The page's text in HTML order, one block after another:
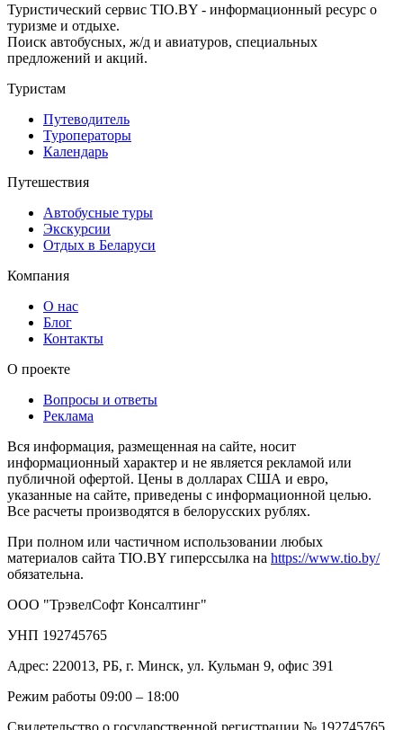
Туристический сервис TIO.BY - информационный ресурс о
туризме и отдыхе.
Поиск автобусных, ж/д и авиатуров, специальных
предложений и акций.
Туристам
Путеводитель
Туроператоры
Календарь
Путешествия
Автобусные туры
Экскурсии
Отдых в Беларуси
Компания
О нас
Блог
Контакты
О проекте
Вопросы и ответы
Реклама
Вся информация, размещенная на сайте, носит
информационный характер и не является рекламой или
публичной офертой. Цены в долларах США и евро,
указанные на сайте, приведены с информационной целью.
Все расчеты производятся в белорусских рублях.
При полном или частичном использовании любых
материалов сайта TIO.BY гиперссылка на https://www.tio.by/
обязательна.
ООО "ТрэвелСофт Консалтинг"
УНП 192745765
Адрес: 220013, РБ, г. Минск, ул. Кульман 9, офис 391
Режим работы 09:00 – 18:00
Свидетельство о государственной регистрации № 192745765